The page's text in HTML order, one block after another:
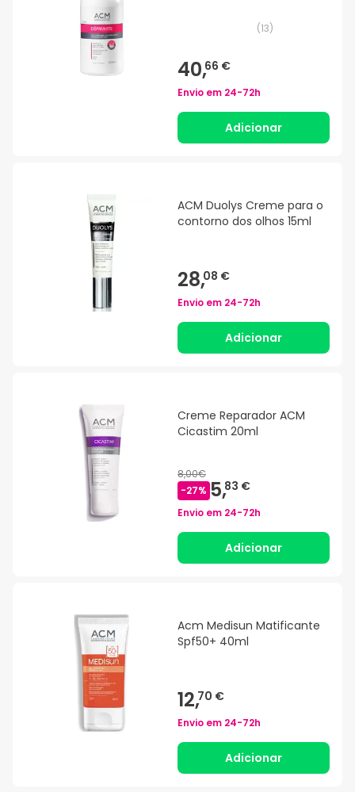
(13)
40,66 €
Envio em 24-72h
Adicionar
ACM Duolys Creme para o
contorno dos olhos 15ml
28,08 €
Envio em 24-72h
Adicionar
Creme Reparador ACM
Cicastim 20ml
8,00€
-27% 5,83 €
Envio em 24-72h
Adicionar
Acm Medisun Matificante
Spf50+ 40ml
12,70 €
Envio em 24-72h
Adicionar